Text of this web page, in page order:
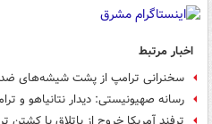
اخبار مرتبط
سخنرانی ترامپ از پشت شیشه‌های
رسانه صهیونیستی: دیدار نتانیاهو و
ترفند آمریکا خروج از باتلاق با کشتن